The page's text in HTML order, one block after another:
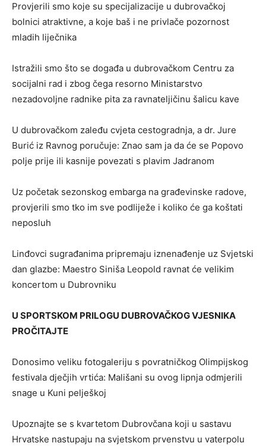
Provjerili smo koje su specijalizacije u dubrovačkoj
bolnici atraktivne, a koje baš i ne privlače pozornost
mladih liječnika
Istražili smo što se događa u dubrovačkom Centru za
socijalni rad i zbog čega resorno Ministarstvo
nezadovoljne radnike pita za ravnateljičinu šalicu kave
U dubrovačkom zaleđu cvjeta cestogradnja, a dr. Jure
Burić iz Ravnog poručuje: Znao sam ja da će se Popovo
polje prije ili kasnije povezati s plavim Jadranom
Uz početak sezonskog embarga na građevinske radove,
provjerili smo tko im sve podliježe i koliko će ga koštati
neposluh
Linđovci sugrađanima pripremaju iznenađenje uz Svjetski
dan glazbe: Maestro Siniša Leopold ravnat će velikim
koncertom u Dubrovniku
U SPORTSKOM PRILOGU DUBROVAČKOG VJESNIKA
PROČITAJTE
Donosimo veliku fotogaleriju s povratničkog Olimpijskog
festivala dječjih vrtića: Mališani su ovog lipnja odmjerili
snage u Kuni pelješkoj
Upoznajte se s kvartetom Dubrovčana koji u sastavu
Hrvatske nastupaju na svjetskom prvenstvu u vaterpolu